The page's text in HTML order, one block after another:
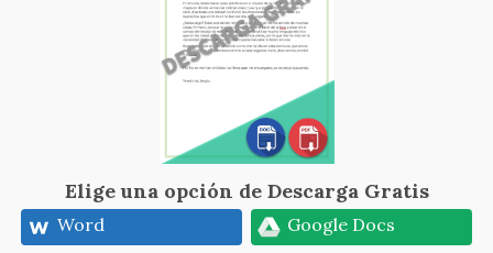
Elige una opción de Descarga Gratis
Word Google Docs